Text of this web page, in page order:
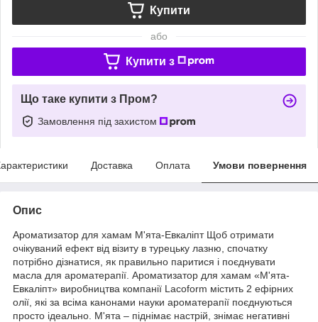
Купити
або
Купити з
Що таке купити з Пром?
Замовлення під захистом
Доставка Оплата Умови повернення
Опис
Ароматизатор для хамам М'ята-Евкаліпт Щоб отримати
очікуваний ефект від візиту в турецьку лазню, спочатку
потрібно дізнатися, як правильно паритися і поєднувати
масла для ароматерапії. Ароматизатор для хамам «М'ята-
Евкаліпт» виробництва компанії Lacoform містить 2 ефірних
олії, які за всіма канонами науки ароматерапії поєднуються
просто ідеально. М'ята – піднімає настрій, знімає негативні